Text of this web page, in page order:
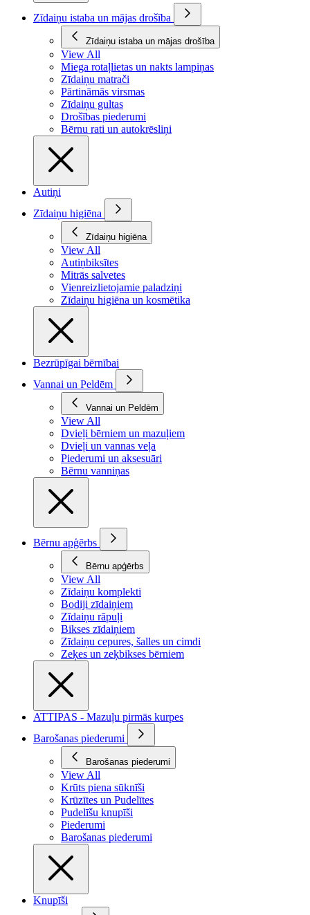
Zīdaiņu istaba un mājas drošība
Zīdaiņu istaba un mājas drošība
View All
Miega rotaļlietas un nakts lampiņas
Zīdaiņu matrači
Pārtināmās virsmas
Zīdaiņu gultas
Drošības piederumi
Bērnu rati un autokrēsliņi
Autiņi
Zīdaiņu higiēna
Zīdaiņu higiēna
View All
Autiņbiksītes
Mitrās salvetes
Vienreizlietojamie paladziņi
Zīdaiņu higiēna un kosmētika
Bezrūpīgai bērnībai
Vannai un Peldēm
Vannai un Peldēm
View All
Dvieļi bērniem un mazuļiem
Dvieļi un vannas veļa
Piederumi un aksesuāri
Bērnu vanniņas
Bērnu apģērbs
Bērnu apģērbs
View All
Zīdaiņu komplekti
Bodiji zīdaiņiem
Zīdaiņu rāpuļi
Bikses zīdaiņiem
Zīdaiņu cepures, šalles un cimdi
Zeķes un zeķbikses bērniem
ATTIPAS - Mazuļu pirmās kurpes
Barošanas piederumi
Barošanas piederumi
View All
Krūts piena sūknīši
Krūzītes un Pudelītes
Pudelīšu knupīši
Piederumi
Barošanas piederumi
Knupīši